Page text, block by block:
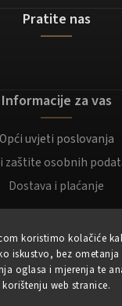
koristimo kolačiće
iskustvo, bez ometanja
oglasa i mjerenja te
korištenju web stranice.
Pratite nas
Informacije za vas
Opći uvjeti poslovanja
zaštite osobnih
Dostava i plaćanje
Moj račun
Registracija